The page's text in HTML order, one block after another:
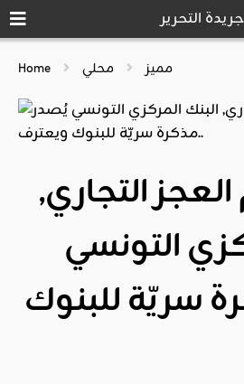
جريدة التحرير
Home مميز محلي
التجاري,
التونسي
سريّة للبنوك